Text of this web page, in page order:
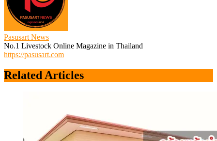
Pasusart News
No.1 Livestock Online Magazine in Thailand
https://pasusart.com
Related Articles